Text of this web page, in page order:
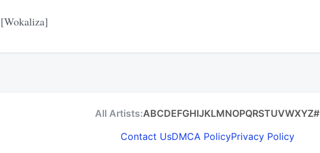
[Wokaliza]
All Artists:ABCDEFGHIJKLMNOPQRSTUVWXYZ#
Contact UsDMCA PolicyPrivacy Policy